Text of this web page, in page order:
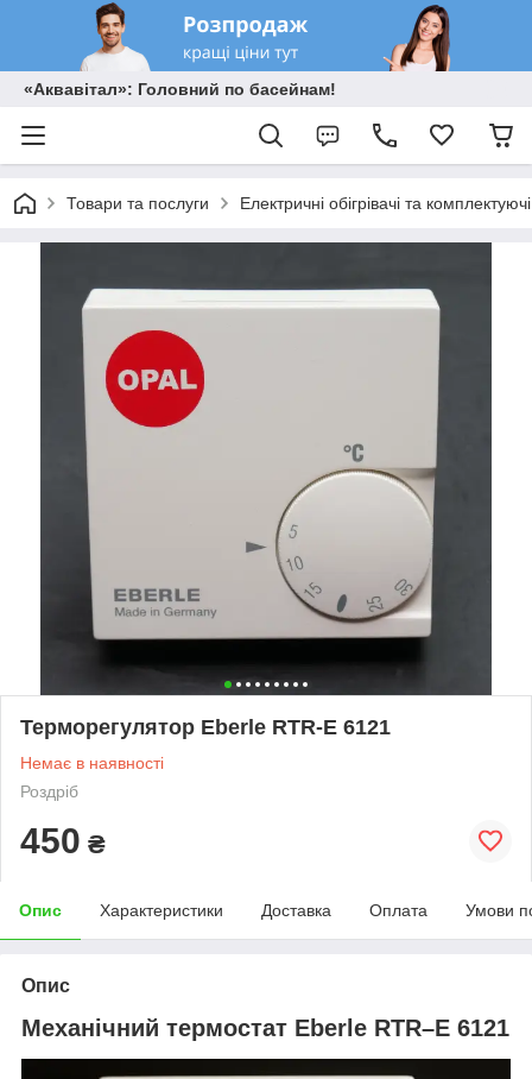
«Аквавітал»: Головний по басейнам!
Товари та послуги Електричні обігрівачі та комплектуючі
Терморегулятор Eberle RTR-E 6121
Немає в наявності
Роздріб
450 ₴
Опис Характеристики Доставка Оплата Умови
Опис
Механічний термостат Eberle RTR–E 6121